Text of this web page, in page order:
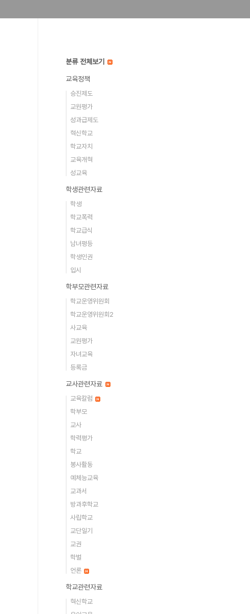
분류 전체보기
교육정책
승진제도
교원평가
성과급제도
혁신학교
학교자치
교육개혁
성교육
학생관련자료
학생
학교폭력
학교급식
남녀평등
학생인권
입시
학부모관련자료
학교운영위원회
학교운영위원회2
사교육
교원평가
자녀교육
등록금
교사관련자료
교육칼럼
학부모
교사
학력평가
학교
봉사활동
예체능교육
교과서
방과후학교
사립학교
교단일기
교권
학벌
언론
학교관련자료
혁신학교